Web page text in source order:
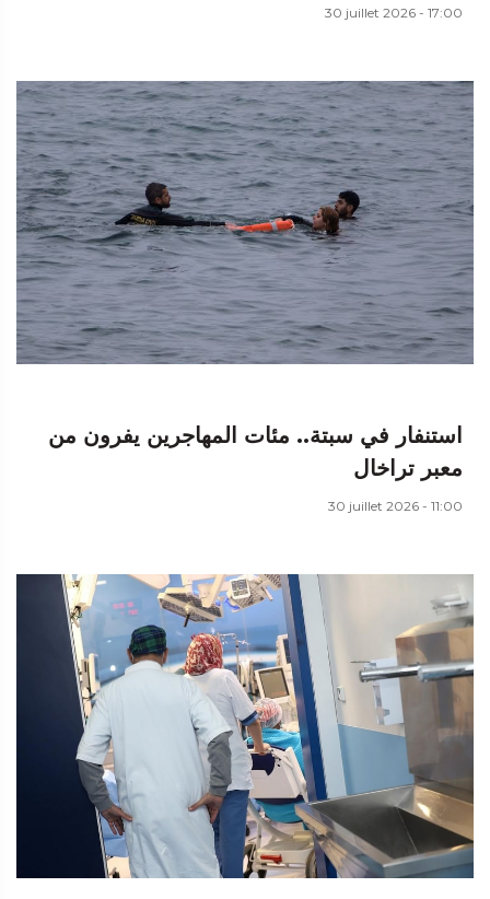
30 juillet 2026 - 17:00
استنفار في سبتة.. مئات المهاجرين يفرون من
معبر تراخال
30 juillet 2026 - 11:00